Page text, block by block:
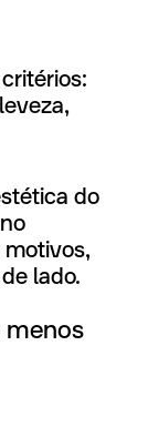
do
motivos,
lado.
menos